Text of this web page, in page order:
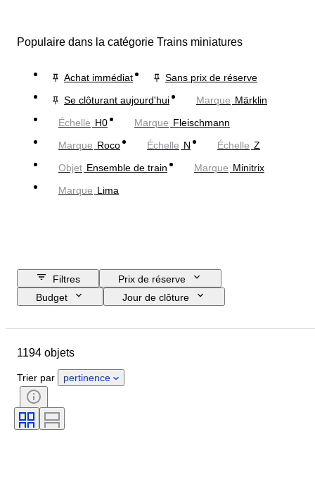
Populaire dans la catégorie Trains miniatures
Achat immédiat
Sans prix de réserve
Se clôturant aujourd'hui
Marque Märklin
Échelle H0 Marque Fleischmann
Marque Roco Échelle N Échelle Z
Objet Ensemble de train Marque Minitrix
Marque Lima
Filtres
Prix de réserve
Budget
Jour de clôture
État
Thème
Style
Échelle
Commande
Alimentation électrique
Compagnie ferroviaire
1194 objets
Trier par pertinence